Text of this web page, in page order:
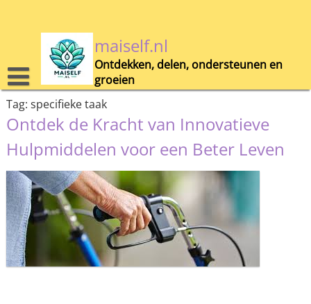
maiself.nl
Ontdekken, delen, ondersteunen en
groeien
Tag: specifieke taak
Ontdek de Kracht van Innovatieve
Hulpmiddelen voor een Beter Leven